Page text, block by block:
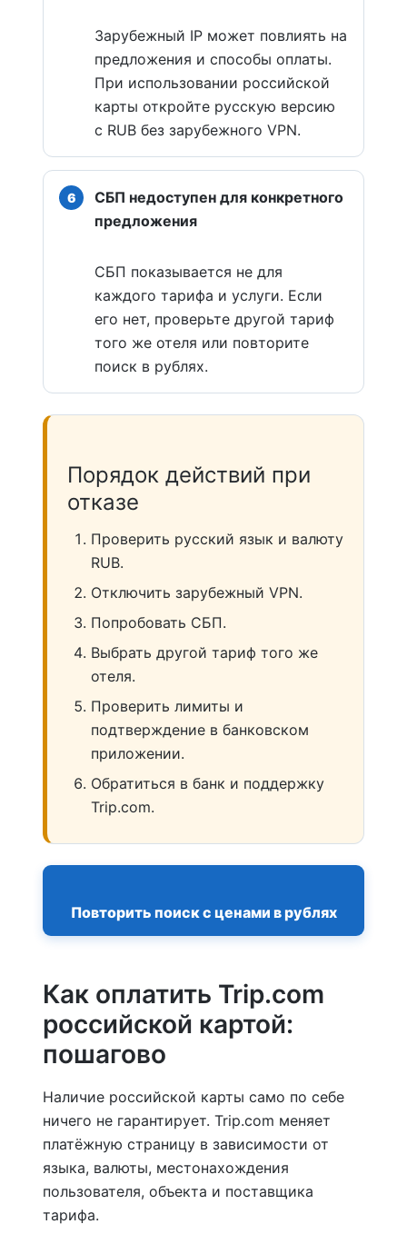
Зарубежный IP может повлиять на
предложения и способы оплаты.
При использовании российской
карты откройте русскую версию
с RUB без зарубежного VPN.
СБП недоступен для конкретного
предложения
СБП показывается не для
каждого тарифа и услуги. Если
его нет, проверьте другой тариф
того же отеля или повторите
поиск в рублях.
Порядок действий при
отказе
Проверить русский язык и валюту
RUB.
Отключить зарубежный VPN.
Попробовать СБП.
Выбрать другой тариф того же
отеля.
Проверить лимиты и
подтверждение в банковском
приложении.
Обратиться в банк и поддержку
Trip.com.
Повторить поиск с ценами в рублях
Как оплатить Trip.com
российской картой:
пошагово
Наличие российской карты само по себе
ничего не гарантирует. Trip.com меняет
платёжную страницу в зависимости от
языка, валюты, местонахождения
пользователя, объекта и поставщика
тарифа.